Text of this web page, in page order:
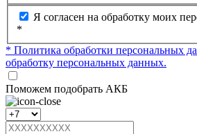
Я согласен на обработку моих
*
* Политика обработки персональных
обработку персональных данных.
Поможем подобрать АКБ